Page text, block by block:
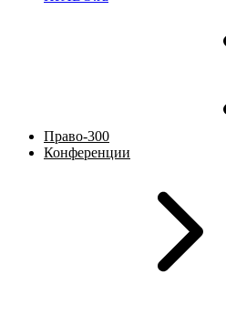
Право-300
Конференции